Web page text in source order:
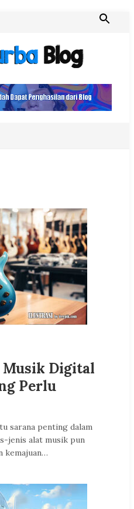
Musik Digital
Perlu
sarana penting dalam
jenis alat musik pun
kemajuan…